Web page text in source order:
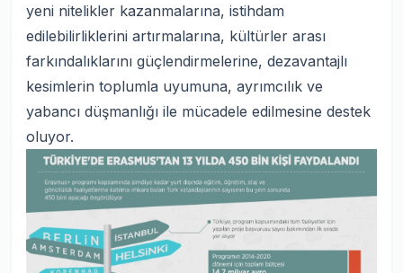
yeni nitelikler kazanmalarına, istihdam
edilebilirliklerini artırmalarına, kültürler arası
farkındalıklarını güçlendirmelerine, dezavantajlı
kesimlerin toplumla uyumuna, ayrımcılık ve
yabancı düşmanlığı ile mücadele edilmesine destek
oluyor.